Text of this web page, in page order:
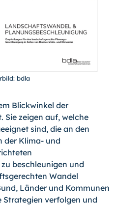
bdla
Blickwinkel der
Sie zeigen auf, welche
sind, die an den
der Klima- und
beschleunigen und
Wandel
Länder und Kommunen
verfolgen und